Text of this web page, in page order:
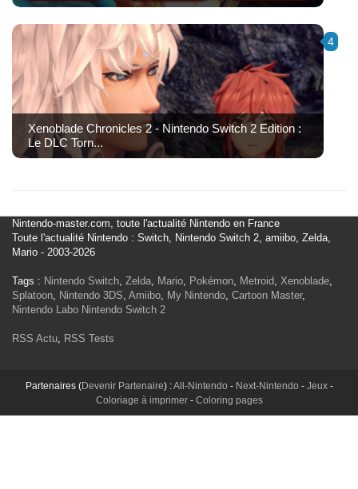
4
Xenoblade Chronicles 2 - Nintendo Switch 2 Edition :
Le DLC Torn...
Nintendo-master.com, toute l'actualité Nintendo en France
Toute l'actualité Nintendo : Switch, Nintendo Switch 2, amiibo, Zelda,
Mario - 2003-2026
Tags : Nintendo Switch Zelda Mario Pokémon Metroid Xenoblade
Splatoon Nintendo 3DS Amiibo My Nintendo Cartoon Master,
Nintendo Labo Nintendo Switch 2
RSS Actu RSS Tests
Partenaires (Devenir Partenaire) :All-Nintendo - Next-Nintendo - Jeux-
Coloriage à imprimer- Coloring pages